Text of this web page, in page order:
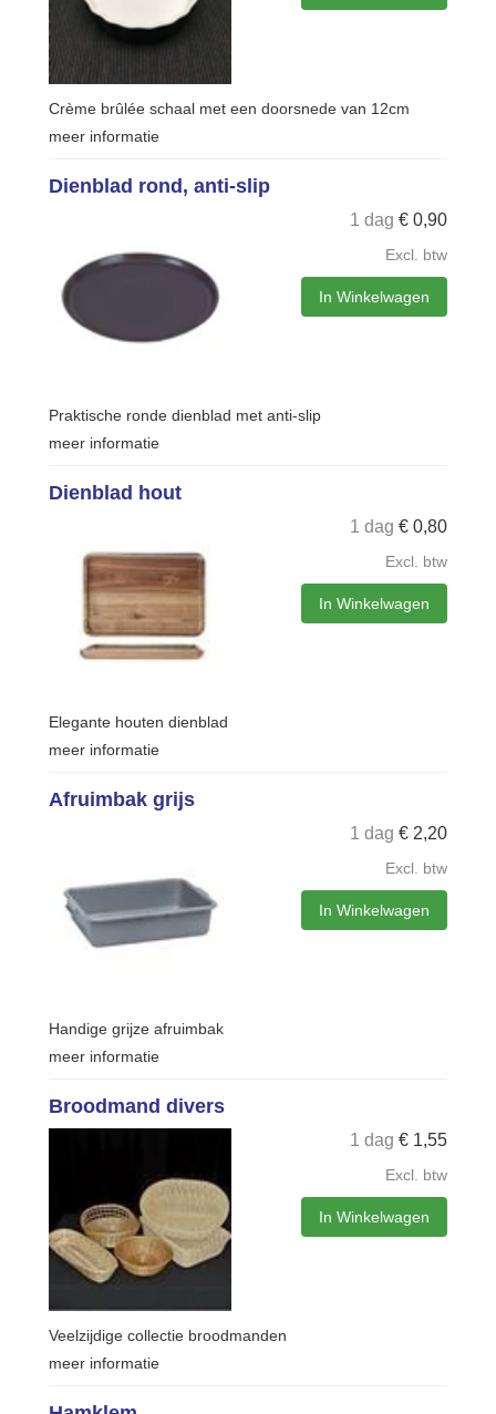
Crème brûlée schaal met een doorsnede van 12cm
meer informatie
Dienblad rond, anti-slip
1 dag € 0,90
Excl. btw
In Winkelwagen
Praktische ronde dienblad met anti-slip
meer informatie
Dienblad hout
1 dag € 0,80
Excl. btw
In Winkelwagen
Elegante houten dienblad
meer informatie
Afruimbak grijs
1 dag € 2,20
Excl. btw
In Winkelwagen
Handige grijze afruimbak
meer informatie
Broodmand divers
1 dag € 1,55
Excl. btw
In Winkelwagen
Veelzijdige collectie broodmanden
meer informatie